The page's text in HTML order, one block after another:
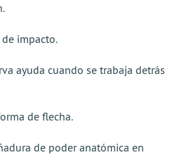
impacto.
ayuda cuando se trabaja detrás
de flecha.
de poder anatómica en